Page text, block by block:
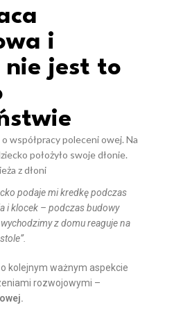
i
nie jest to
podaje mi kredkę podczas
i klocek – podczas budowy
z domu reaguje na
kolejnym ważnym aspekcie
rozwojowymi –